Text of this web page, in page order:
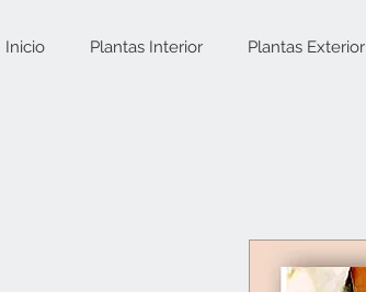
Inicio Plantas Interior Plantas Exterior